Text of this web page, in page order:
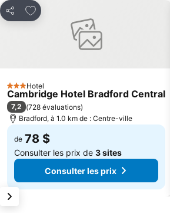
Partager
Ajouter à mes favoris
3 Étoiles
Hotel
Cambridge Hotel Bradford Central
7,2 (728 évaluations)
Bradford, à 1.0 km de : Centre-ville
de 78 $
Consulter les prix de 3 sites
Consulter les prix